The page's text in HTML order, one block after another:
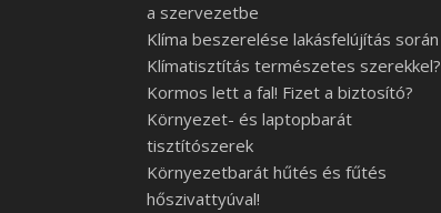
a szervezetbe
Klíma beszerelése lakásfelújítás során
Klímatisztítás természetes szerekkel?
Kormos lett a fal! Fizet a biztosító?
Környezet- és laptopbarát
tisztítószerek
Környezetbarát hűtés és fűtés
hőszivattyúval!